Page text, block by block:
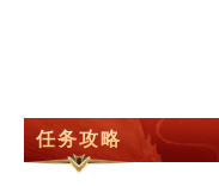
任务攻略